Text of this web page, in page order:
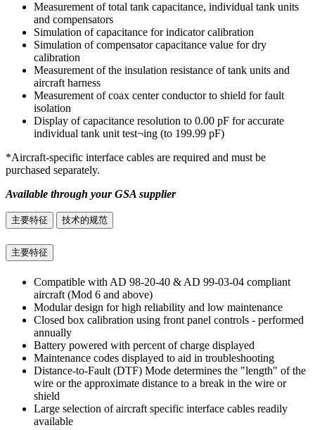
Measurement of total tank capacitance, individual tank units
and compensators
Simulation of capacitance for indicator calibration
Simulation of compensator capacitance value for dry
calibration
Measurement of the insulation resistance of tank units and
aircraft harness
Measurement of coax center conductor to shield for fault
isolation
Display of capacitance resolution to 0.00 pF for accurate
individual tank unit test¬ing (to 199.99 pF)
*Aircraft-specific interface cables are required and must be
purchased separately.
Available through your GSA supplier
主要特征 技术的规范
主要特征
Compatible with AD 98-20-40 & AD 99-03-04 compliant
aircraft (Mod 6 and above)
Modular design for high reliability and low maintenance
Closed box calibration using front panel controls - performed
annually
Battery powered with percent of charge displayed
Maintenance codes displayed to aid in troubleshooting
Distance-to-Fault (DTF) Mode determines the "length" of the
wire or the approximate distance to a break in the wire or
shield
Large selection of aircraft specific interface cables readily
available